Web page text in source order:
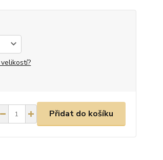
Přidat do košíku